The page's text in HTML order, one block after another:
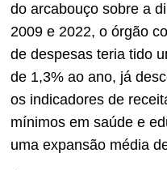
do arcabouço sobre a
2009 e 2022, o órgão
de despesas teria tido
de 1,3% ao ano, já
os indicadores de
mínimos em saúde e
uma expansão média